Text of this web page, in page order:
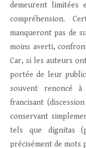
demeurent limitées
compréhension.
manqueront pas de
moins averti,
Car, si les auteurs
portée de leur
souvent renoncé
francisant
conservant
tels que dignitas
précisément de mots